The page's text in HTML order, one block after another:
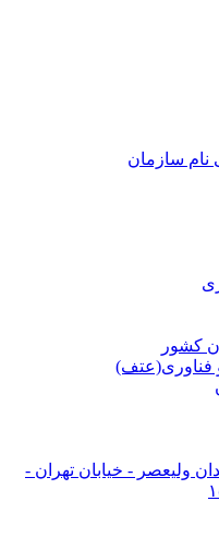
سازمان
کشور
ولیعصر - خیابان تهران -